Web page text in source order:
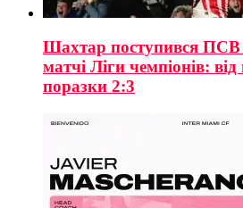
Шахтар поступився
матчі Ліги чемпіонів:
поразки 2:3